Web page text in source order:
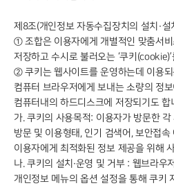
제8조(개인정보 자동수집장치의 설치·
① 조합은 이용자에게 개별적인 맞춤서
저장하고 수시로 불러오는 ‘쿠키
② 쿠키는 웹사이트를 운영하는데 이용
컴퓨터 브라우저에게 보내는 소량의 정
컴퓨터내의 하드디스크에 저장되기도 합
가. 쿠키의 사용목적: 이용자가 방문한
방문 및 이용형태, 인기 검색어, 보안접속
이용자에게 최적화된 정보 제공을 위해
나. 쿠키의 설치∙운영 및 거부 : 웹브라우
개인정보 메뉴의 옵션 설정을 통해 쿠키